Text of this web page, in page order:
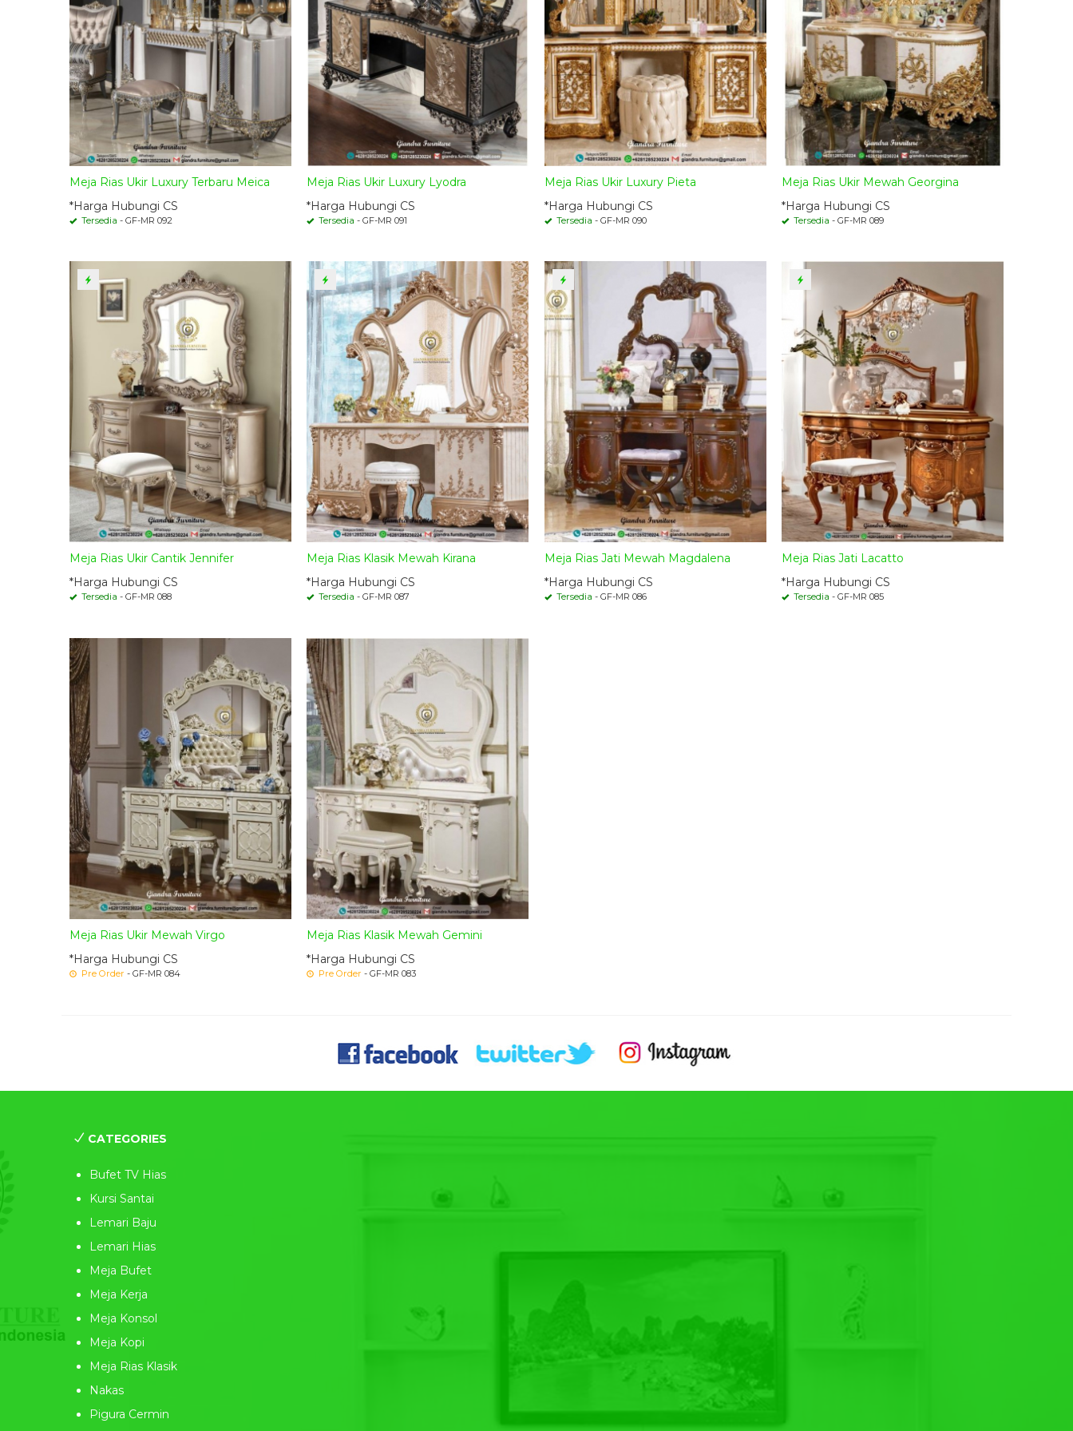
Meja Rias Ukir Luxury Terbaru Meica
*Harga Hubungi CS
Tersedia - GF-MR 092
Meja Rias Ukir Luxury Lyodra
*Harga Hubungi CS
Tersedia - GF-MR 091
Meja Rias Ukir Luxury Pieta
*Harga Hubungi CS
Tersedia - GF-MR 090
Meja Rias Ukir Mewah Georgina
*Harga Hubungi CS
Tersedia - GF-MR 089
Meja Rias Ukir Cantik Jennifer
*Harga Hubungi CS
Tersedia - GF-MR 088
Meja Rias Klasik Mewah Kirana
*Harga Hubungi CS
Tersedia - GF-MR 087
Meja Rias Jati Mewah Magdalena
*Harga Hubungi CS
Tersedia - GF-MR 086
Meja Rias Jati Lacatto
*Harga Hubungi CS
Tersedia - GF-MR 085
Meja Rias Ukir Mewah Virgo
*Harga Hubungi CS
Pre Order - GF-MR 084
Meja Rias Klasik Mewah Gemini
*Harga Hubungi CS
Pre Order - GF-MR 083
CATEGORIES
Bufet TV Hias
Kursi Santai
Lemari Baju
Lemari Hias
Meja Bufet
Meja Kerja
Meja Konsol
Meja Kopi
Meja Rias Klasik
Nakas
Pigura Cermin